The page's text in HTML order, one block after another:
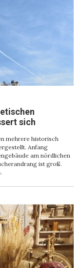
sich
mehrere historisch
Anfang
am nördlichen
ist groß.